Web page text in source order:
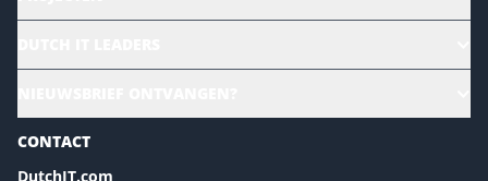
Sustainability | Green IT
Marketing- en contentmogelijkheden 2026
Events- en sponsormogelijkheden 2026
CONTACT
DutchIT.com